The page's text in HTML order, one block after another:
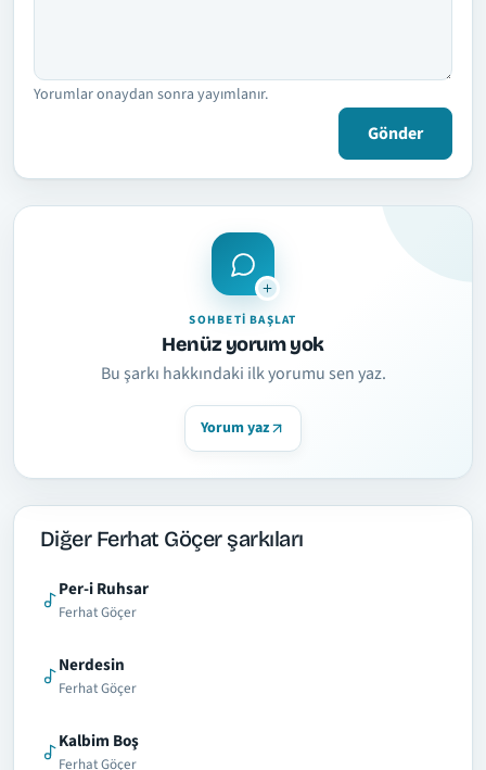
Yorumlar onaydan sonra yayımlanır.
Gönder
SOHBETI BAŞLAT
Henüz yorum yok
Bu şarkı hakkındaki ilk yorumu sen yaz.
Yorum yaz
Diğer Ferhat Göçer şarkıları
Per-i Ruhsar
Ferhat Göçer
Nerdesin
Ferhat Göçer
Kalbim Boş
Ferhat Göçer